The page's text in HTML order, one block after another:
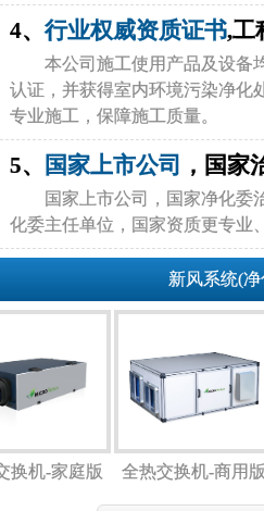
4、行业权威资质证书,工
本公司施工使用产品及设备
认证，并获得室内环境污染净化
专业施工，保障施工质量。
5、 国家上市公司 ，国家
国家上市公司，国家净化委
化委主任单位，国家资质更专业
新风系统(
机-家庭版 全热交换机-商用版